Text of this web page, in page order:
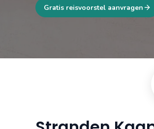
Gratis reisvoorstel aanvragen